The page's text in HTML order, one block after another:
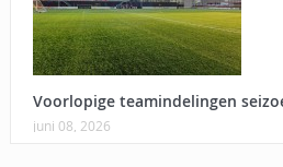
Voorlopige teamindelingen
juni 08, 2026